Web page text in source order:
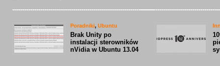
Poradniki, Ubuntu
Brak Unity po
instalacji sterowników
nVidia w Ubuntu 13.04